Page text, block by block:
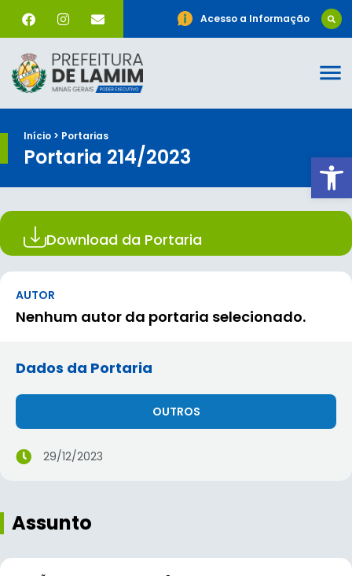
Acesso a Informação
Início > Portarias
Portaria 214/2023
Download da Portaria
AUTOR
Nenhum autor da portaria selecionado.
Dados da Portaria
OUTROS
29/12/2023
Assunto